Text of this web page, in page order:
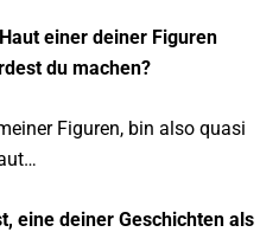
einer deiner Figuren
du machen?
Figuren, bin also quasi
eine deiner Geschichten als